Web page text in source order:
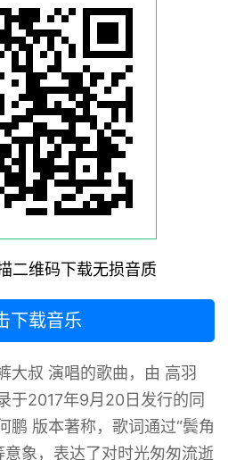
二维码下载无损音质
下载音乐
大叔 演唱的歌曲，由 高羽
于2017年9月20日发行的同
鹏 版本著称，歌词通过“鬓角
意象，表达了对时光匆匆流逝